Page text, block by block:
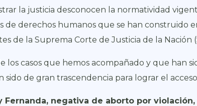
la justicia desconocen la normatividad
de derechos humanos que se han construido
de la Suprema Corte de Justicia de la Nación
los casos que hemos acompañado y que han
sido de gran trascendencia para lograr el
Fernanda, negativa de aborto por violación,